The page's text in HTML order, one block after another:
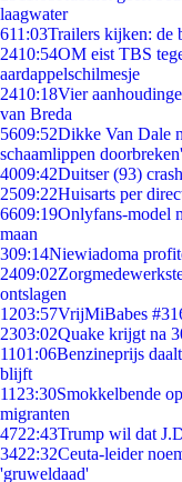
laagwater
611:03Trailers kijken: de
2410:54OM eist TBS
aardappelschilmesje
2410:18Vier
van Breda
5609:52Dikke Van Dale
schaamlippen doorbreken'
4009:42Duitser (93)
2509:22Huisarts per
6609:19Onlyfans-model
maan
309:14Niewiadoma
2409:02
ontslagen
1203:57VrijMiBabes
2303:02Quake krijgt na
1101:06Benzineprijs
blijft
11 23:30Smokkelbende
migranten
4722:43Trump wil dat
3422:32Ceuta-leider
'gruweldaad'